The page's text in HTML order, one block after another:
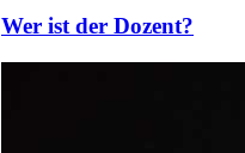
Wer ist der Dozent?